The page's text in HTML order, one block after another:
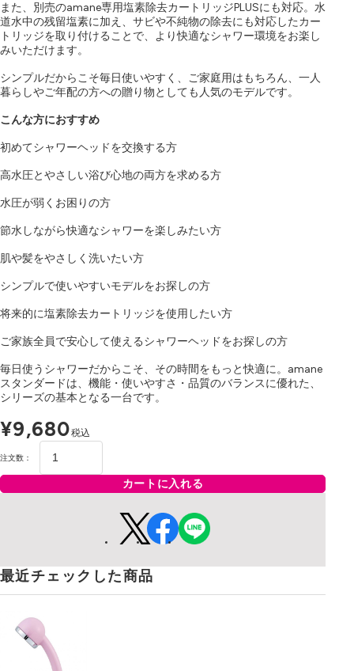
また、別売のamane専用塩素除去カートリッジPLUSにも対応。水
道水中の残留塩素に加え、サビや不純物の除去にも対応したカー
トリッジを取り付けることで、より快適なシャワー環境をお楽し
みいただけます。
シンプルだからこそ毎日使いやすく、ご家庭用はもちろん、一人
暮らしやご年配の方への贈り物としても人気のモデルです。
こんな方におすすめ
初めてシャワーヘッドを交換する方
高水圧とやさしい浴び心地の両方を求める方
水圧が弱くお困りの方
節水しながら快適なシャワーを楽しみたい方
肌や髪をやさしく洗いたい方
シンプルで使いやすいモデルをお探しの方
将来的に塩素除去カートリッジを使用したい方
ご家族全員で安心して使えるシャワーヘッドをお探しの方
毎日使うシャワーだからこそ、その時間をもっと快適に。amane
スタンダードは、機能・使いやすさ・品質のバランスに優れた、
シリーズの基本となる一台です。
¥9,680税込
注文数：
カートに入れる
最近チェックした商品